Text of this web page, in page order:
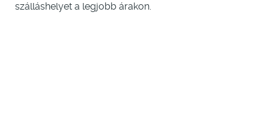
szálláshelyet a legjobb árakon.